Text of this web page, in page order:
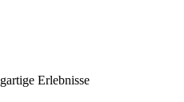
Erlebnisse